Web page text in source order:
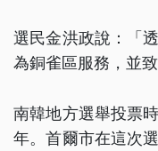
選民金洪政說：「
為銅雀區服務，並
南韓地方選舉投票
年。首爾市在這次